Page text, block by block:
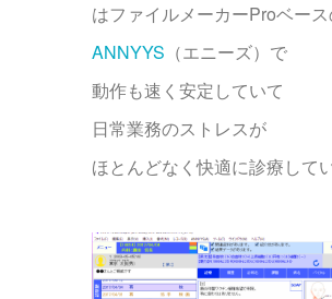
はファイルメーカーProベー
ANNYYS （エニーズ）で
動作も速く安定していて
日常業務のストレスが
ほとんどなく快適に診療してい